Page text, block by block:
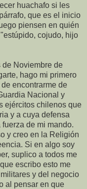
huachafo si les
que es el inicio
piensen en quién
cojudo, hijo
de Noviembre de
hago mi primero
encontrarme de
Nacional y
ejércitos chilenos que
y a cuya defensa
de mi mando.
y creo en la Religión
Si en algo soy
suplico a todos me
escribo esto me
y del negocio
al pensar en que